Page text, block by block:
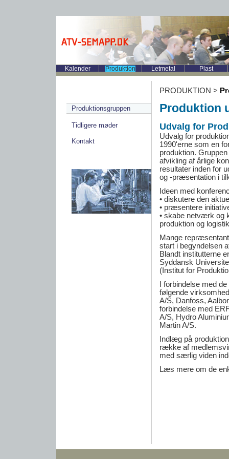
Kalender Produktion Letmetal Plast
Produktionsgruppen
Tidligere møder
Kontakt
PRODUKTION >
Produktion
Udvalg for
Udvalg for
1990'erne som en
produktion.
afvikling af årlige
resultater inden for
og -præsentation i
Ideen med
• diskutere den
• præsentere
• skabe netværk og
produktion og
Mange
start i begyndelsen
Blandt institutterne
Syddansk
(Institut for
I forbindelse med
følgende
A/S, Danfoss,
forbindelse med
A/S, Hydro
Martin A/S.
Indlæg på
række af
med særlig viden
Læs mere om de